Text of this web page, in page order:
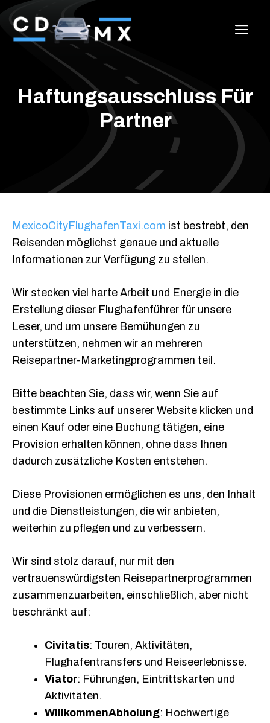
Zum
Inhalt
springen
Haftungsausschluss Für
Partner
MexicoCityFlughafenTaxi.com ist bestrebt, den
Reisenden möglichst genaue und aktuelle
Informationen zur Verfügung zu stellen.
Wir stecken viel harte Arbeit und Energie in die
Erstellung dieser Flughafenführer für unsere
Leser, und um unsere Bemühungen zu
unterstützen, nehmen wir an mehreren
Reisepartner-Marketingprogrammen teil.
Bitte beachten Sie, dass wir, wenn Sie auf
bestimmte Links auf unserer Website klicken und
einen Kauf oder eine Buchung tätigen, eine
Provision erhalten können, ohne dass Ihnen
dadurch zusätzliche Kosten entstehen.
Diese Provisionen ermöglichen es uns, den Inhalt
und die Dienstleistungen, die wir anbieten,
weiterhin zu pflegen und zu verbessern.
Wir sind stolz darauf, nur mit den
vertrauenswürdigsten Reisepartnerprogrammen
zusammenzuarbeiten, einschließlich, aber nicht
beschränkt auf:
Civitatis: Touren, Aktivitäten,
Flughafentransfers und Reiseerlebnisse.
Viator: Führungen, Eintrittskarten und
Aktivitäten.
WillkommenAbholung: Hochwertige